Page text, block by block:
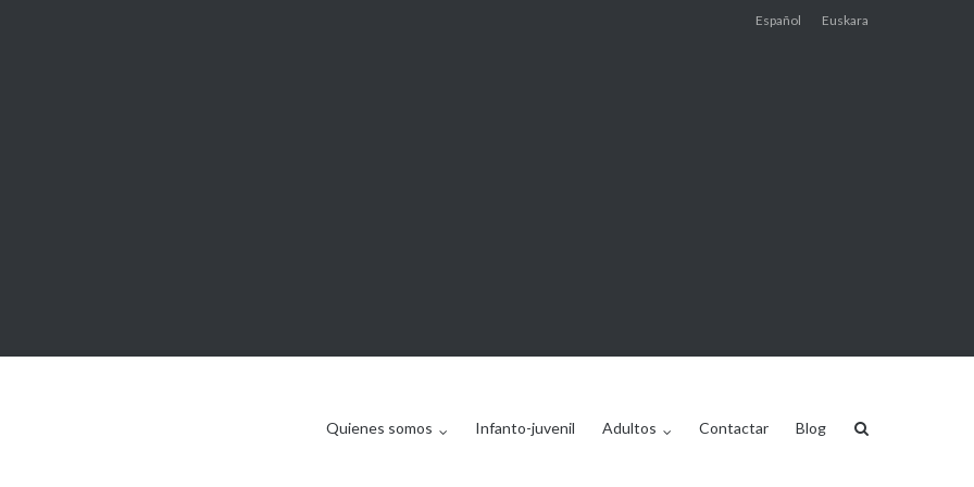
Español Euskara
Quienes somos Infanto-juvenil Adultos Contactar Blog